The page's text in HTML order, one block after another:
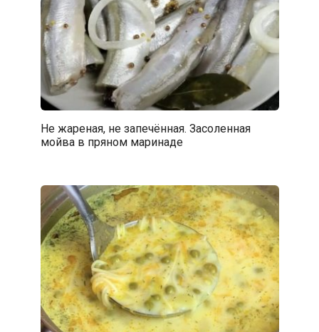
Не жареная, не запечённая. Засоленная
мойва в пряном маринаде